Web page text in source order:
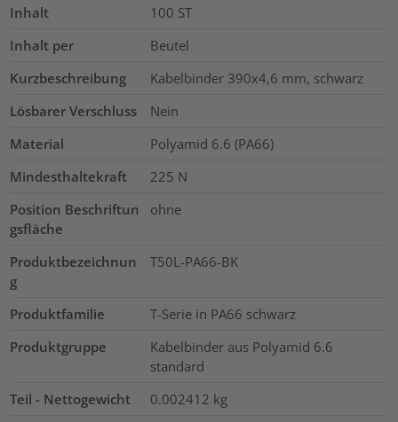
Inhalt
100 ST
Inhalt per
Beutel
Kurzbeschreibung
Kabelbinder 390x4,6 mm, schwarz
Lösbarer Verschluss
Nein
Material
Polyamid 6.6 (PA66)
Mindesthaltekraft
225 N
Position Beschriftun
gsfläche
ohne
Produktbezeichnun
g
T50L-PA66-BK
Produktfamilie
T-Serie in PA66 schwarz
Produktgruppe
Kabelbinder aus Polyamid 6.6
standard
Teil - Nettogewicht
0.002412 kg